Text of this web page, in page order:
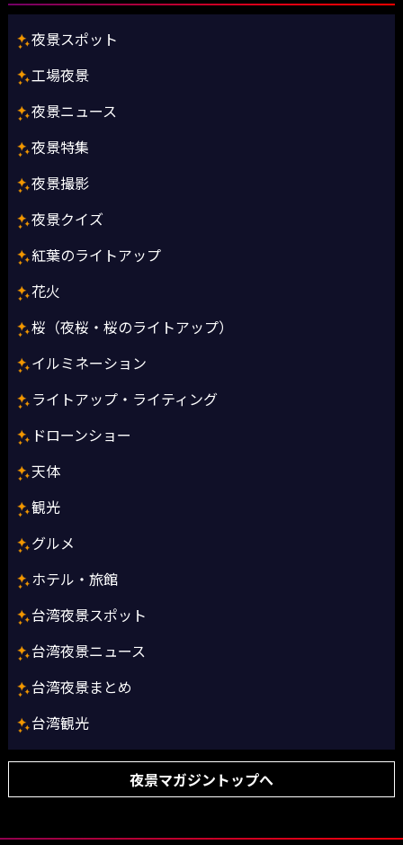
夜景スポット
工場夜景
夜景ニュース
夜景特集
夜景撮影
夜景クイズ
紅葉のライトアップ
花火
桜（夜桜・桜のライトアップ）
イルミネーション
ライトアップ・ライティング
ドローンショー
天体
観光
グルメ
ホテル・旅館
台湾夜景スポット
台湾夜景ニュース
台湾夜景まとめ
台湾観光
夜景マガジントップへ